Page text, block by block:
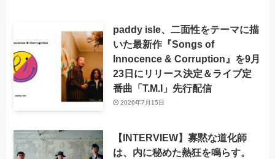
paddy isle、二面性をテーマに描
いた最新作『Songs of
Innocence & Corruption』を9月
23日にリリース決定＆ライブ定
番曲「T.M.I」先行配信
2026年7月15日
【INTERVIEW】寡黙な道化師
は、内に秘めた熱狂を鳴らす。